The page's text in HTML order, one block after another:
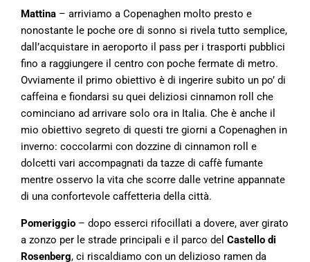
Mattina – arriviamo a Copenaghen molto presto e
nonostante le poche ore di sonno si rivela tutto semplice,
dall’acquistare in aeroporto il pass per i trasporti pubblici
fino a raggiungere il centro con poche fermate di metro.
Ovviamente il primo obiettivo è di ingerire subito un po’ di
caffeina e fiondarsi su quei deliziosi cinnamon roll che
cominciano ad arrivare solo ora in Italia. Che è anche il
mio obiettivo segreto di questi tre giorni a Copenaghen in
inverno: coccolarmi con dozzine di cinnamon roll e
dolcetti vari accompagnati da tazze di caffè fumante
mentre osservo la vita che scorre dalle vetrine appannate
di una confortevole caffetteria della città.
Pomeriggio – dopo esserci rifocillati a dovere, aver girato
a zonzo per le strade principali e il parco del Castello di
Rosenberg, ci riscaldiamo con un delizioso ramen da